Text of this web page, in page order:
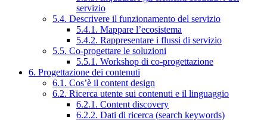
servizio
5.4. Descrivere il funzionamento del servizio
5.4.1. Mappare l’ecosistema
5.4.2. Rappresentare i flussi di servizio
5.5. Co-progettare le soluzioni
5.5.1. Workshop di co-progettazione
6. Progettazione dei contenuti
6.1. Cos’è il content design
6.2. Ricerca utente sui contenuti e il linguaggio
6.2.1. Content discovery
6.2.2. Dati di ricerca (search keywords)